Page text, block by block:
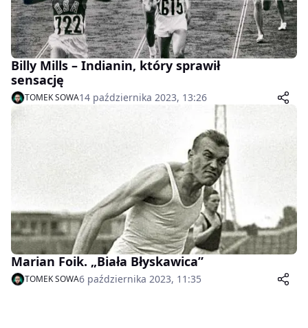
Billy Mills – Indianin, który sprawił
sensację
TOMEK SOWA14 października 2023, 13:26
Marian Foik. „Biała Błyskawica”
TOMEK SOWA6 października 2023, 11:35